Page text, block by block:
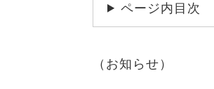
ページ内目次
​（お知らせ）